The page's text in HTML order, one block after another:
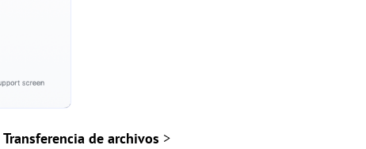
Transferencia de archivos >